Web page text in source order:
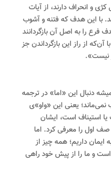
و انحراف دارند، از آیات
با این هدف که فتنه و آشوب
فرع را به اصل آن بازگردانند
آن‌که از راز این بازگرداندن جز
نیست».
دنبال این «اما» در ترجمه
یعنی این «واو»ی
استیناف است، ایشان
اول را معرفی کرد. اما
داریم؛ همه چیز از
است و ما را از پیش خود راهی